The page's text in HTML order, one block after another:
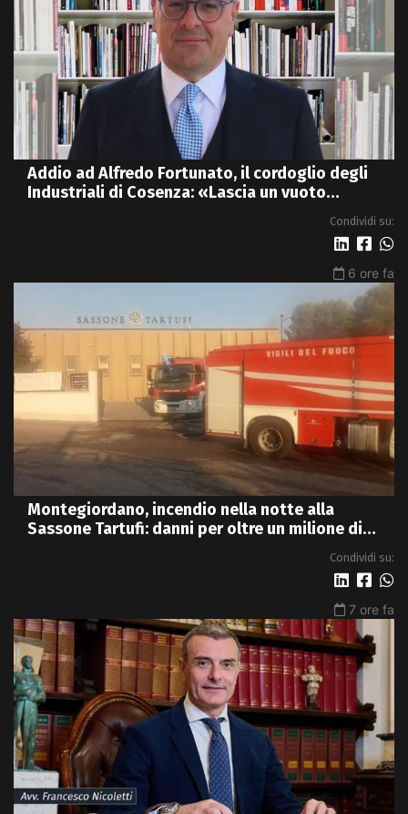
Addio ad Alfredo Fortunato, il cordoglio degli
Industriali di Cosenza: «Lascia un vuoto
Condividi su:
6 ore fa
Montegiordano, incendio nella notte alla
Sassone Tartufi: danni per oltre un milione di
Condividi su:
7 ore fa